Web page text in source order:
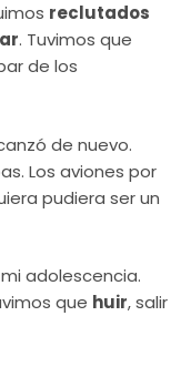
reclutados
. Tuvimos que
de los
de nuevo.
Los aviones por
pudiera ser un
adolescencia.
que huir, salir